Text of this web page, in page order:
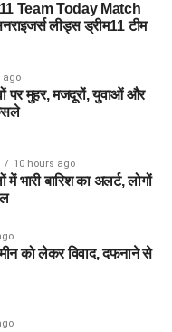
Team Today Match
लीड्स ड्रीम11 टीम
ago
पर मुहर, मजदूरों, युवाओं और
10 hours ago
भारी बारिश का अलर्ट, लोगों
को लेकर विवाद, दफनाने से